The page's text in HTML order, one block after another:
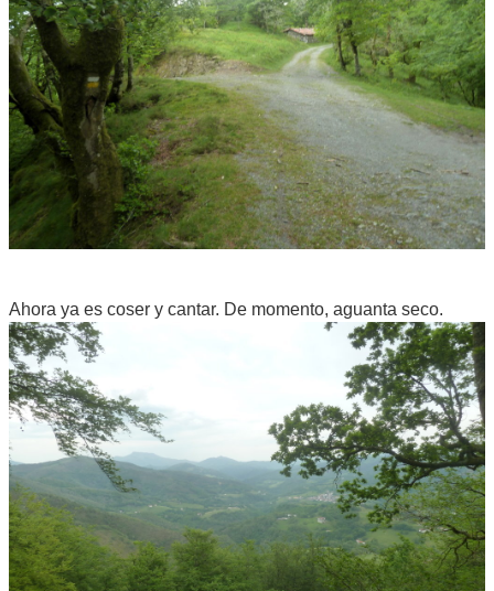
Ahora ya es coser y cantar. De momento, aguanta seco.